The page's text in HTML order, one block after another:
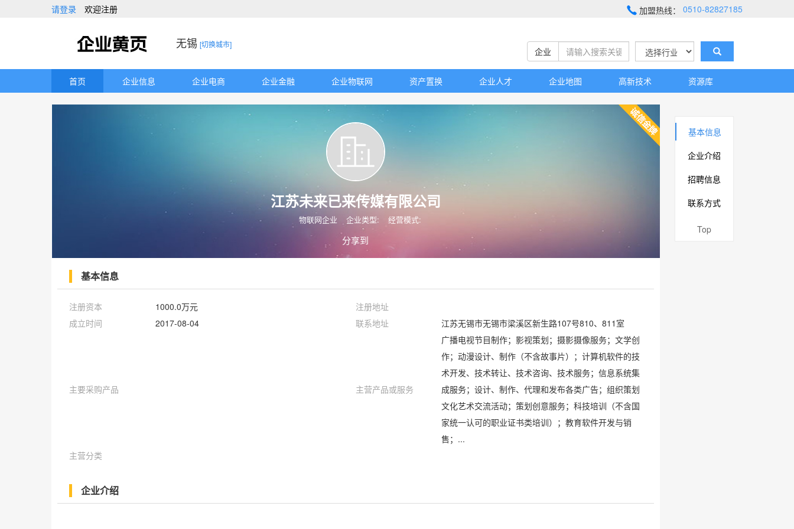
请登录 欢迎注册 加盟热线： 0510-82827185
无锡 [切换城市]
企业
首页 企业信息 企业电商 企业金融 企业物联网 资产置换 企业人才 企业地图 高新技术 资源库
江苏未来已来传媒有限公司
物联网企业 企业类型: 经营模式:
分享到
基本信息
注册资本 1000.0万元
注册地址
成立时间
2017-08-04 联系地址 江苏无锡市无锡市梁溪区新生路107号810、811室
主要采购产品 主营产品或服务
广播电视节目制作；影视策划；摄影摄像服务；文学创
作；动漫设计、制作（不含故事片）；计算机软件的技
术开发、技术转让、技术咨询、技术服务；信息系统集
成服务；设计、制作、代理和发布各类广告；组织策划
文化艺术交流活动；策划创意服务；科技培训（不含国
家统一认可的职业证书类培训）；教育软件开发与销
售；...
主营分类
企业介绍
基本信息
企业介绍
招聘信息
联系方式
Top